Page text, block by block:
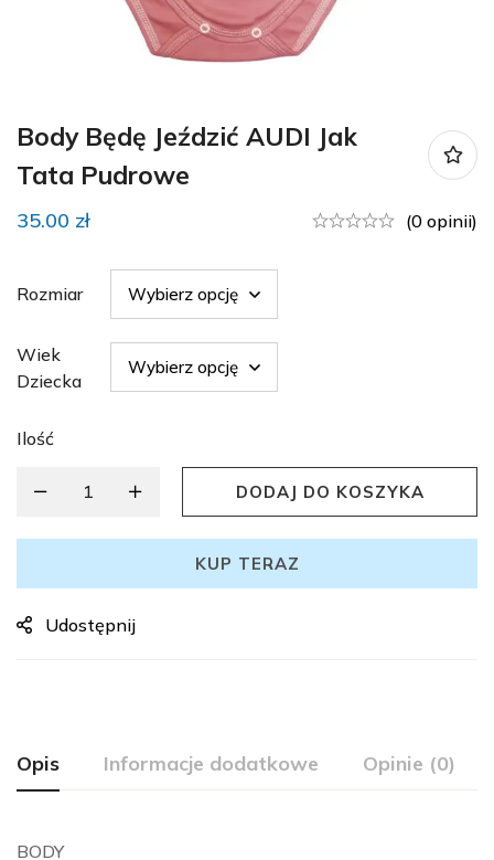
Body Będę Jeździć AUDI Jak
Tata Pudrowe
35.00 zł (0 opinii)
Rozmiar
Wiek
Dziecka
Ilość
DODAJ DO KOSZYKA
KUP TERAZ
Udostępnij
Opis Informacje dodatkowe Opinie (0)
BODY